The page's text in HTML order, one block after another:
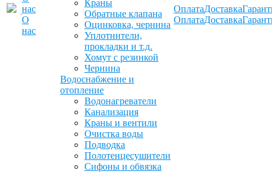
нас
О
нас
Краны
Обратные клапана
Оцинковка, чернина
Уплотнители,
прокладки и т.д.
Хомут с резинкой
Чернина
Водоснабжение и
отопление
Водонагреватели
Канализация
Краны и вентили
Очистка воды
Подводка
Полотенцесушители
Сифоны и обвязка
Оплата
Оплата
Доставка
Доставка